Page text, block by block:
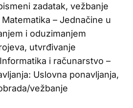
zadatak, vežbanje
– Jednačine u
i oduzimanjem
utvrđivanje
i računarstvo –
Uslovna ponavljanja,
vežbanje